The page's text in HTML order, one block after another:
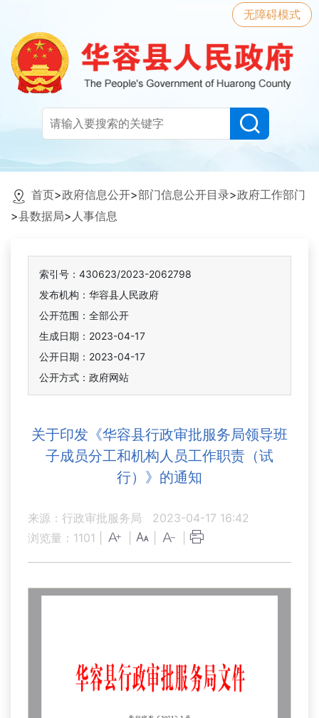
无障碍模式
首页>政府信息公开>部门信息公开目录>政府工作部门
>县数据局> 人事信息
索引号：430623/2023-2062798
发布机构：华容县人民政府
公开范围：全部公开
生成日期：2023-04-17
公开日期：2023-04-17
公开方式：政府网站
关于印发《华容县行政审批服务局领导班
子成员分工和机构人员工作职责（试
行）》的通知
来源：行政审批服务局
2023-04-17 16:42
浏览量： 1101